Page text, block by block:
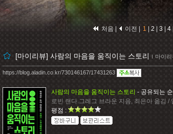
처음 | 이전 | 1 2 3 4
[마이리뷰] 사람의 마음을 움직이는 스토리 ｌ 마이리
https://blog.aladin.co.kr/730146167/17431263
사람의 마음을 움직이는 스토리 - 공유되는
로빈 랜다.그레그 브라운 지음, 최은아 옮김 /
평점 :